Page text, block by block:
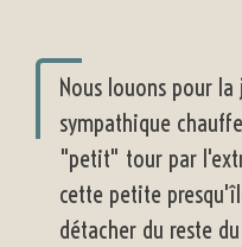
Nous louons pour
sympathique
"petit" tour par
cette petite
détacher du reste